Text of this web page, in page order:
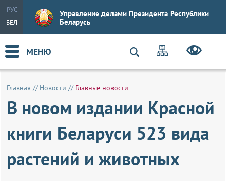
РУС
БЕЛ
Управление делами Президента Республики
Беларусь
МЕНЮ
Главная // Новости // Главные новости
В новом издании Красной
книги Беларуси 523 вида
растений и животных